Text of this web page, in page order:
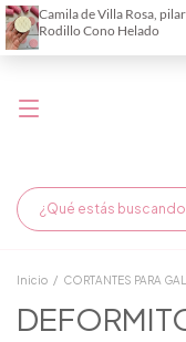
Demora de
Inicio / CORTANTES PARA